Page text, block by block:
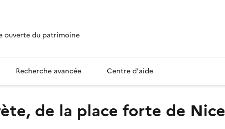
ouverte du patrimoine
Recherche avancée Centre d'aide
de la place forte de Nice